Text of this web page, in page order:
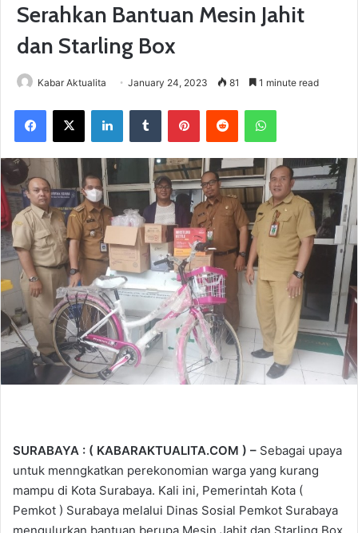
Serahkan Bantuan Mesin Jahit
dan Starling Box
Kabar Aktualita January 24, 2023 81 1 minute read
SURABAYA : ( KABARAKTUALITA.COM ) – Sebagai upaya
untuk menngkatkan perekonomian warga yang kurang
mampu di Kota Surabaya. Kali ini, Pemerintah Kota (
Pemkot ) Surabaya melalui Dinas Sosial Pemkot Surabaya